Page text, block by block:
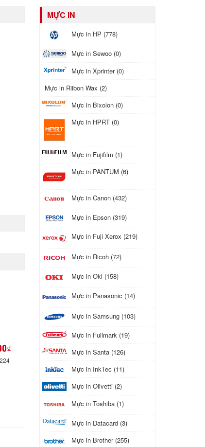
MỰC IN
Mực in HP (778)
Mực in Sewoo (0)
Mực in Xprinter (0)
Mực in Riibon Wax (2)
Mực in Bixolon (0)
Mực in HPRT (0)
Mực in Fujifilm (1)
Mực in PANTUM (6)
Mực in Canon (432)
Mực in Epson (319)
Mực in Fuji Xerox (219)
Mực in Ricoh (72)
Mực in Oki (158)
Mực in Panasonic (14)
Mực in Samsung (103)
Mực in Fullmark (19)
Mực in Santa (126)
Mực in InkTec (11)
Mực in Olivetti (2)
Mực in Toshiba (1)
Mực in Datacard (3)
Mực in Brother (255)